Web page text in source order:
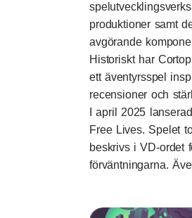
produktioner samt
avgörande
Historiskt har
ett äventyrsspel
recensioner och
I april 2025
Free Lives. Spelet
beskrivs i VD-ordet
förväntningarna.